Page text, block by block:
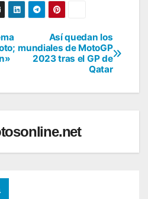
Así quedan los
mundiales de MotoGP
2023 tras el GP de
Qatar